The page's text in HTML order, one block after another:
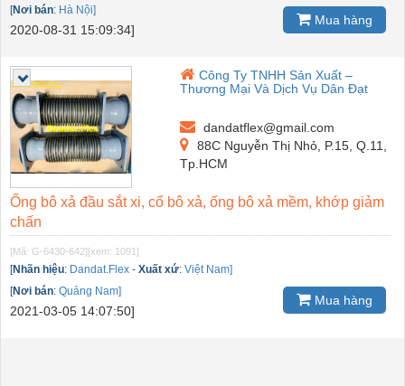
[Nơi bán: Hà Nội]
2020-08-31 15:09:34]
Mua hàng
Công Ty TNHH Sản Xuất –
Thương Mại Và Dịch Vụ Dân Đạt
dandatflex@gmail.com
88C Nguyễn Thị Nhỏ, P.15, Q.11,
Tp.HCM
Ống bô xả đầu sắt xi, cổ bô xả, ống bô xả mềm, khớp giảm
chấn
[Mã: G-6430-642][xem: 1091]
[Nhãn hiệu: Dandat.Flex - Xuất xứ: Việt Nam]
[Nơi bán: Quảng Nam]
2021-03-05 14:07:50]
Mua hàng